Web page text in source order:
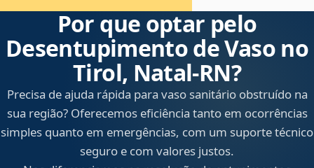
Por que optar pelo
Desentupimento de Vaso no
Tirol, Natal‑RN?
Precisa de ajuda rápida para vaso sanitário obstruído na
sua região? Oferecemos eficiência tanto em ocorrências
simples quanto em emergências, com um suporte técnico
seguro e com valores justos.